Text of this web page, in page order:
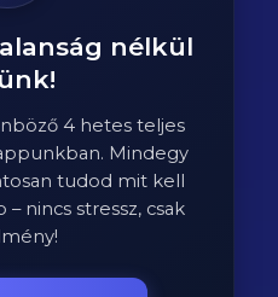
nélkül
4 hetes teljes
Mindegy
tudod mit kell
nincs stressz, csak